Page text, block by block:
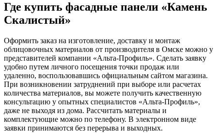
Где купить фасадные панели «Камень
Скалистый»
Оформить заказ на изготовление, доставку и монтаж
облицовочных материалов от производителя в Омске можно у
представителей компании «Альта-Профиль». Сделать заявку
удобно путем личного посещения точки продаж или
удаленно, воспользовавшись официальным сайтом магазина.
При возникновении затруднений при выборе или расчетах
количества материалов, вы можете получить качественную
консультацию у опытных специалистов «Альта-Профиль»,
даже не выходя из дома. Рассчитать материалы и
комплектующие можно по телефону. В электронном виде
заявки принимаются без перерыва и выходных.